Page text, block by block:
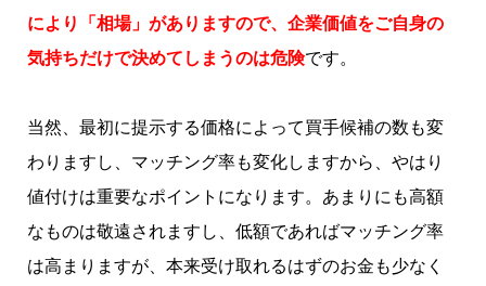
により「相場」がありますので、企業価値をご自身の
気持ちだけで決めてしまうのは危険です。
当然、最初に提示する価格によって買手候補の数も変
わりますし、マッチング率も変化しますから、やはり
値付けは重要なポイントになります。あまりにも高額
なものは敬遠されますし、低額であればマッチング率
は高まりますが、本来受け取れるはずのお金も少なく